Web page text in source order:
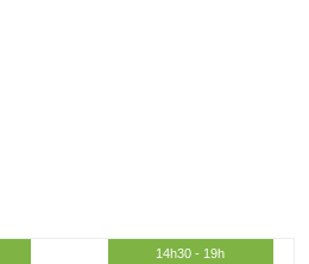
14h30 - 19h